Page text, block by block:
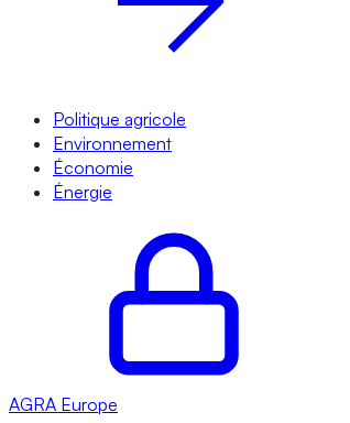
Politique agricole
Environnement
Économie
Énergie
AGRA Europe